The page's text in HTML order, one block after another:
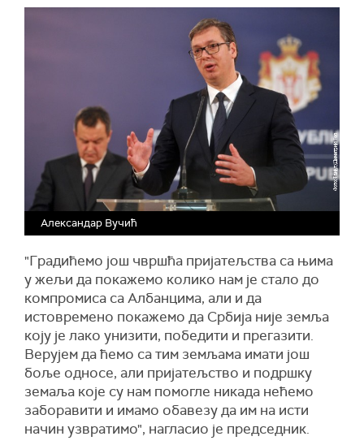
Александар Вучић
"Градићемо још чвршћа пријатељства са њима
у жељи да покажемо колико нам је стало до
компромиса са Албанцима, али и да
истовремено покажемо да Србија није земља
коју је лако унизити, победити и прегазити.
Верујем да ћемо са тим земљама имати још
боље односе, али пријатељство и подршку
земаља које су нам помогле никада нећемо
заборавити и имамо обавезу да им на исти
начин узвратимо", нагласио је председник.